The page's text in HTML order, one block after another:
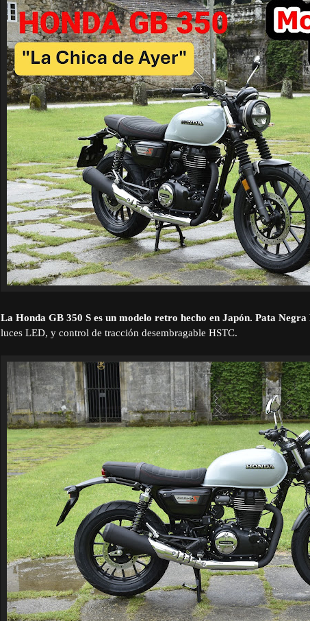
La Honda GB 350 S es un modelo retro hecho en Japón. Pata
luces LED, y control de tracción desembragable HSTC.